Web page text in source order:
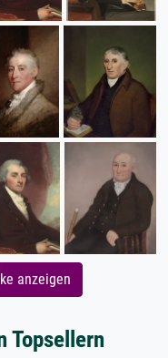
anzeigen
Topsellern